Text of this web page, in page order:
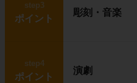
step3
ポイント
彫刻・音楽
step4
ポイント
演劇